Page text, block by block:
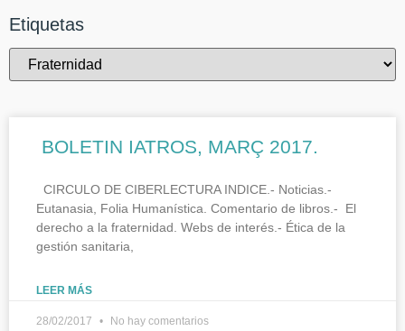
Etiquetas
BOLETIN IATROS, MARÇ 2017.
CIRCULO DE CIBERLECTURA INDICE.- Noticias.-
Eutanasia, Folia Humanística. Comentario de libros.- El
derecho a la fraternidad. Webs de interés.- Ética de la
gestión sanitaria,
LEER MÁS
28/02/2017 No hay comentarios